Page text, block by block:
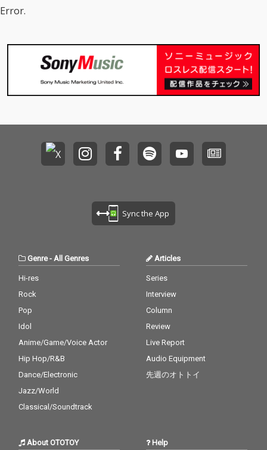
Error.
Sync the App
Genre- All Genres
Hi-res
Rock
Pop
Idol
Anime/Game/Voice Actor
Hip Hop/R&B
Dance/Electronic
Jazz/World
Classical/Soundtrack
Articles
Series
Interview
Column
Review
Live Report
Audio Equipment
先週のオトトイ
About OTOTOY Help